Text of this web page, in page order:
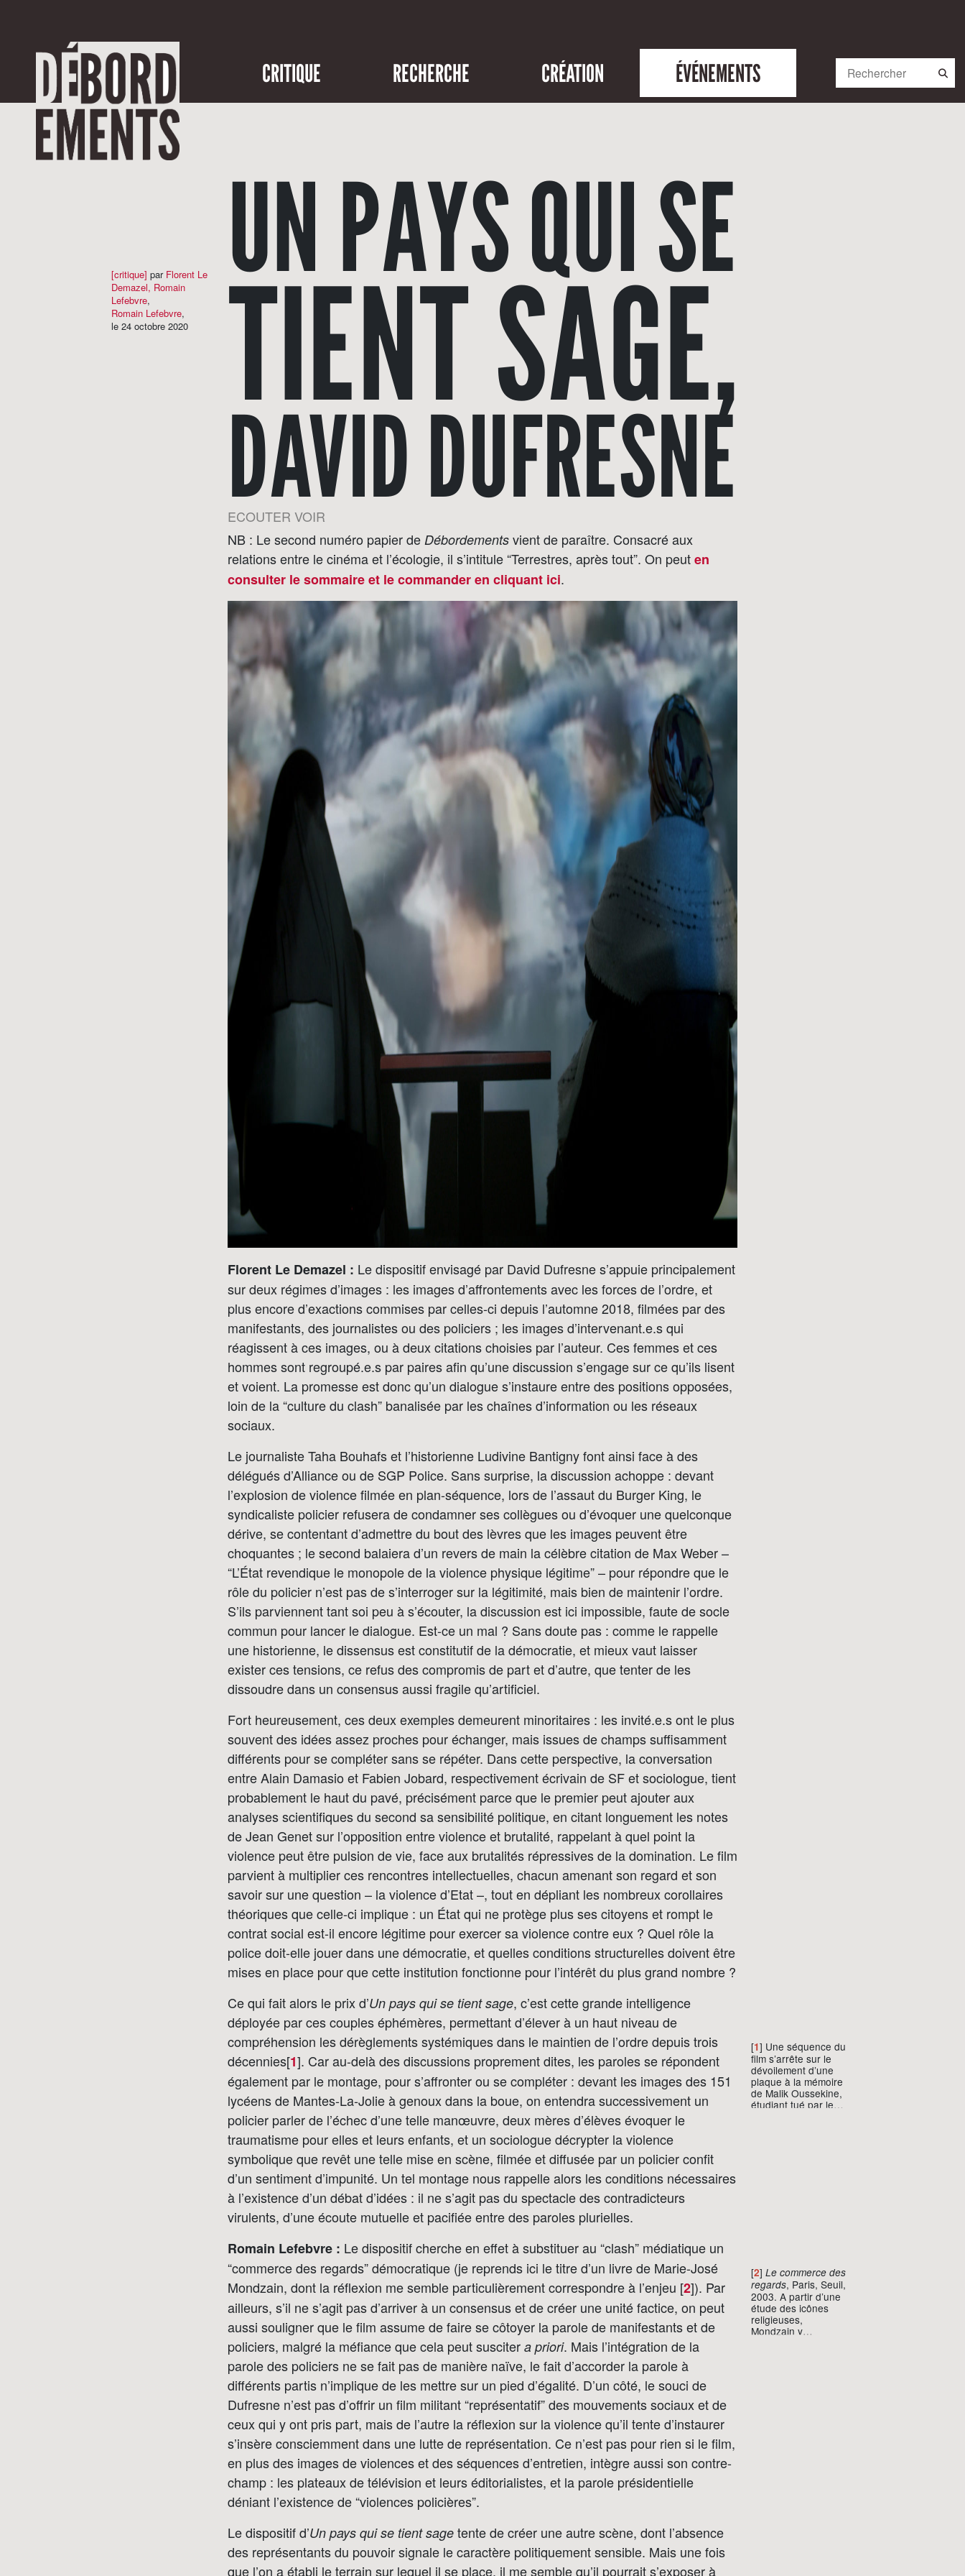
CRITIQUE RECHERCHE CRÉATION ÉVÉNEMENTS
UN PAYS QUI SE
TIENT SAGE,
DAVID DUFRESNE
ECOUTER VOIR
[critique] par Florent Le
Demazel, Romain
Lefebvre,
Romain Lefebvre,
le 24 octobre 2020
NB : Le second numéro papier de Débordements vient de paraître. Consacré aux
relations entre le cinéma et l’écologie, il s’intitule “Terrestres, après tout”. On peuten
consulter le sommaire et le commander en cliquant ici.
Florent Le Demazel : Le dispositif envisagé par David Dufresne s’appuie principalement
sur deux régimes d’images : les images d’affrontements avec les forces de l’ordre, et
plus encore d’exactions commises par celles-ci depuis l’automne 2018, filmées par des
manifestants, des journalistes ou des policiers ; les images d’intervenant.e.s qui
réagissent à ces images, ou à deux citations choisies par l’auteur. Ces femmes et ces
hommes sont regroupé.e.s par paires afin qu’une discussion s’engage sur ce qu’ils lisent
et voient. La promesse est donc qu’un dialogue s’instaure entre des positions opposées,
loin de la “culture du clash” banalisée par les chaînes d’information ou les réseaux
sociaux.
Le journaliste Taha Bouhafs et l’historienne Ludivine Bantigny font ainsi face à des
délégués d’Alliance ou de SGP Police. Sans surprise, la discussion achoppe : devant
l’explosion de violence filmée en plan-séquence, lors de l’assaut du Burger King, le
syndicaliste policier refusera de condamner ses collègues ou d’évoquer une quelconque
dérive, se contentant d’admettre du bout des lèvres que les images peuvent être
choquantes ; le second balaiera d’un revers de main la célèbre citation de Max Weber –
“L’État revendique le monopole de la violence physique légitime” – pour répondre que le
rôle du policier n’est pas de s’interroger sur la légitimité, mais bien de maintenir l’ordre.
S’ils parviennent tant soi peu à s’écouter, la discussion est ici impossible, faute de socle
commun pour lancer le dialogue. Est-ce un mal ? Sans doute pas : comme le rappelle
une historienne, le dissensus est constitutif de la démocratie, et mieux vaut laisser
exister ces tensions, ce refus des compromis de part et d’autre, que tenter de les
dissoudre dans un consensus aussi fragile qu’artificiel.
Fort heureusement, ces deux exemples demeurent minoritaires : les invité.e.s ont le plus
souvent des idées assez proches pour échanger, mais issues de champs suffisamment
différents pour se compléter sans se répéter. Dans cette perspective, la conversation
entre Alain Damasio et Fabien Jobard, respectivement écrivain de SF et sociologue, tient
probablement le haut du pavé, précisément parce que le premier peut ajouter aux
analyses scientifiques du second sa sensibilité politique, en citant longuement les notes
de Jean Genet sur l’opposition entre violence et brutalité, rappelant à quel point la
violence peut être pulsion de vie, face aux brutalités répressives de la domination. Le film
parvient à multiplier ces rencontres intellectuelles, chacun amenant son regard et son
savoir sur une question – la violence d’Etat –, tout en dépliant les nombreux corollaires
théoriques que celle-ci implique : un État qui ne protège plus ses citoyens et rompt le
contrat social est-il encore légitime pour exercer sa violence contre eux ? Quel rôle la
police doit-elle jouer dans une démocratie, et quelles conditions structurelles doivent être
mises en place pour que cette institution fonctionne pour l’intérêt du plus grand nombre ?
Ce qui fait alors le prix d’Un pays qui se tient sage, c’est cette grande intelligence
déployée par ces couples éphémères, permettant d’élever à un haut niveau de
compréhension les dérèglements systémiques dans le maintien de l’ordre depuis trois
décennies[1]
[1] Une séquence du
film s’arrête sur le
dévoilement d’une
plaque à la mémoire
de Malik Oussekine,
étudiant tué par les
de citer ouvertement
les dérives de sa
police.
. Car au-delà des discussions proprement dites, les paroles se répondent
également par le montage, pour s’affronter ou se compléter : devant les images des 151
lycéens de Mantes-La-Jolie à genoux dans la boue, on entendra successivement un
policier parler de l’échec d’une telle manœuvre, deux mères d’élèves évoquer le
traumatisme pour elles et leurs enfants, et un sociologue décrypter la violence
symbolique que revêt une telle mise en scène, filmée et diffusée par un policier confit
d’un sentiment d’impunité. Un tel montage nous rappelle alors les conditions nécessaires
à l’existence d’un débat d’idées : il ne s’agit pas du spectacle des contradicteurs
virulents, d’une écoute mutuelle et pacifiée entre des paroles plurielles.
Romain Lefebvre : Le dispositif cherche en effet à substituer au “clash” médiatique un
“commerce des regards” démocratique (je reprends ici le titre d’un livre de Marie-José
Mondzain, dont la réflexion me semble particulièrement correspondre à l’enjeu [2]
[2] Le commerce des
regards, Paris, Seuil,
2003. A partir d’une
étude des icônes
religieuses,
Mondzain y
). Par
ailleurs, s’il ne s’agit pas d’arriver à un consensus et de créer une unité factice, on peut
aussi souligner que le film assume de faire se côtoyer la parole de manifestants et de
policiers, malgré la méfiance que cela peut susciter a priori. Mais l’intégration de la
parole des policiers ne se fait pas de manière naïve, le fait d’accorder la parole à
différents partis n’implique de les mettre sur un pied d’égalité. D’un côté, le souci de
Dufresne n’est pas d’offrir un film militant “représentatif” des mouvements sociaux et de
ceux qui y ont pris part, mais de l’autre la réflexion sur la violence qu’il tente d’instaurer
s’insère consciemment dans une lutte de représentation. Ce n’est pas pour rien si le film,
en plus des images de violences et des séquences d’entretien, intègre aussi son contre-
champ : les plateaux de télévision et leurs éditorialistes, et la parole présidentielle
déniant l’existence de “violences policières”.
Le dispositif d’Un pays qui se tient sage tente de créer une autre scène, dont l’absence
des représentants du pouvoir signale le caractère politiquement sensible. Mais une fois
que l’on a établi le terrain sur lequel il se place, il me semble qu’il pourrait s’exposer à